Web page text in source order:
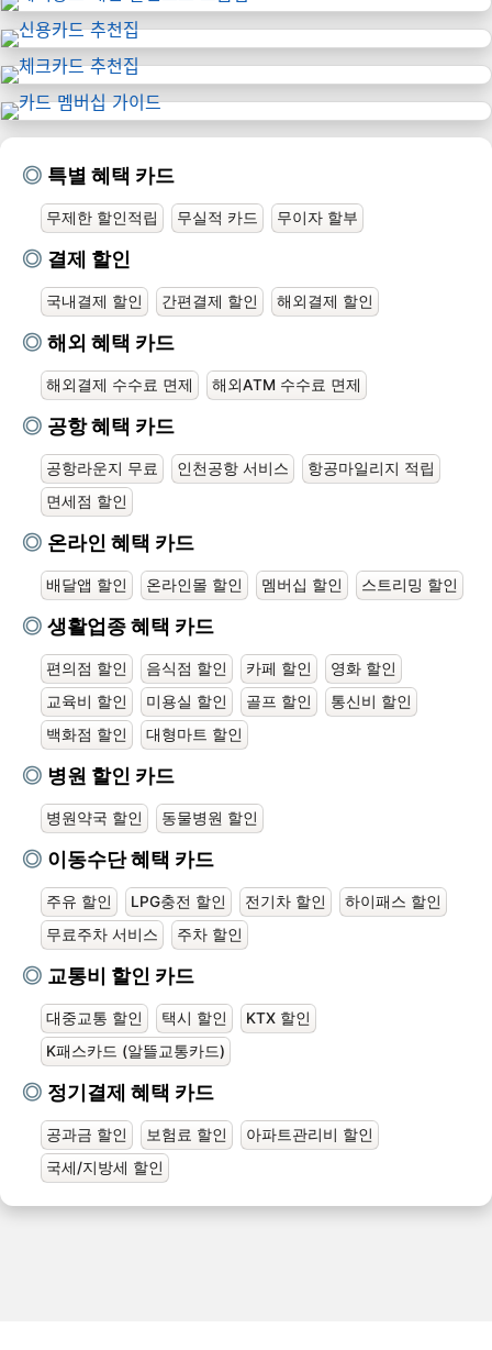
특별 혜택 카드
무제한 할인적립 무실적 카드 무이자 할부
결제 할인
국내결제 할인 간편결제 할인 해외결제 할인
해외 혜택 카드
해외결제 수수료 면제 해외ATM 수수료 면제
공항 혜택 카드
공항라운지 무료 인천공항 서비스
항공마일리지 적립
면세점 할인
온라인 혜택 카드
배달앱 할인 온라인몰 할인 멤버십 할인 스트리밍 할인
생활업종 혜택 카드
편의점 할인 음식점 할인 카페 할인
영화 할인
교육비 할인
미용실 할인 골프 할인
통신비 할인
백화점 할인
대형마트 할인
병원 할인 카드
병원약국 할인 동물병원 할인
이동수단 혜택 카드
주유 할인 LPG충전 할인 전기차 할인
하이패스 할인
무료주차 서비스
주차 할인
교통비 할인 카드
대중교통 할인 택시 할인
KTX 할인
K패스카드 (알뜰교통카드)
정기결제 혜택 카드
공과금 할인 보험료 할인
아파트관리비 할인
국세/지방세 할인